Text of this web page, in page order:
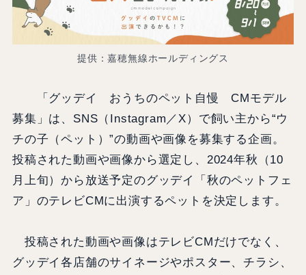
提供：嘉穂無線ホールディングス
「グッデイ おうちのペット自慢 CMモデル
募集」は、SNS（Instagram／X）で飼い主から“ウ
チの子（ペット）”の動画や画像を募集する企画。
投稿された動画や画像から選定し、2024年秋（10
月上旬）から放送予定のグッデイ「秋のペットフェ
ア」のテレビCMに出演するペットを決定します。
投稿された動画や画像はテレビCMだけでなく、
グッデイ各店舗のサイネージやポスター、チラシ、